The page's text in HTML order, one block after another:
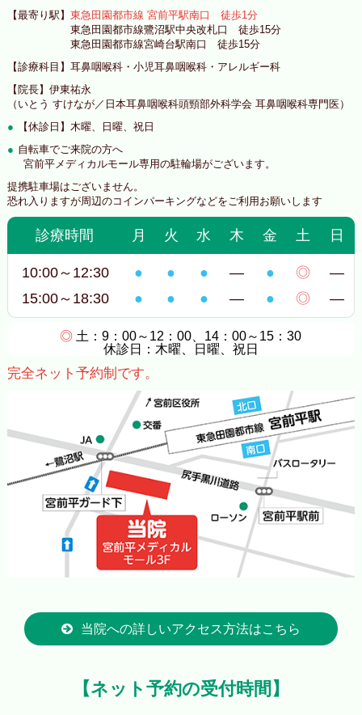
【最寄り駅】 東急田園都市線 宮前平駅南口 徒歩1分
東急田園都市線鷺沼駅中央改札口 徒歩15分
東急田園都市線宮崎台駅南口 徒歩15分
【診療科目】耳鼻咽喉科・小児耳鼻咽喉科・アレルギー科
【院長】伊東祐永
（いとう すけなが／日本耳鼻咽喉科頭頸部外科学会 耳鼻咽喉科専門医）
【休診日】木曜、日曜、祝日
自転車でご来院の方へ
宮前平メディカルモール専用の駐輪場がございます。
提携駐車場はございません。
恐れ入りますが周辺のコインパーキングなどをご利用お願いします
◎ 土：9：00～12：00、14：00～15：30
休診日：木曜、日曜、祝日
診療時間 月 火 水 木 金 土 日
10:00～12:30 ● ● ● ― ● ◎
―
15:00～18:30
● ● ● ― ● ◎ ―
完全ネット予約制です。
当院への詳しいアクセス方法はこちら
【ネット予約の受付時間】